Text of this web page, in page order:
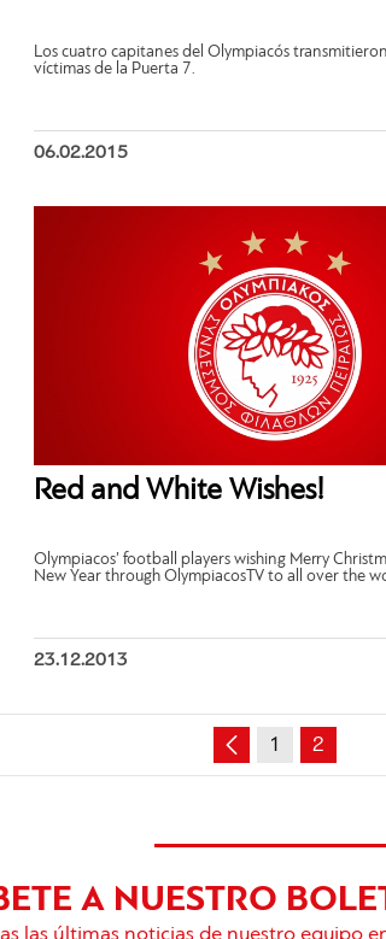
Los cuatro capitanes del Olympiacós
víctimas de la Puerta 7.
06.02.2015
Red and White Wishes!
Olympiacos’ football players wishing Merry
New Year through OlympiacosTV to all over the
23.12.2013
1 2
A NUESTRO